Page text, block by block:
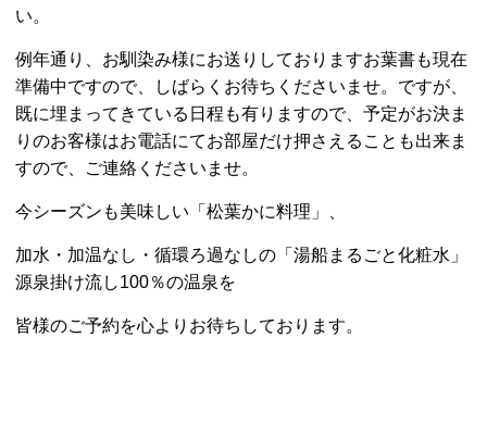
い。
例年通り、お馴染み様にお送りしておりますお葉書も現在
準備中ですので、しばらくお待ちくださいませ。ですが、
既に埋まってきている日程も有りますので、予定がお決ま
りのお客様はお電話にてお部屋だけ押さえることも出来ま
すので、ご連絡くださいませ。
今シーズンも美味しい「松葉かに料理」、
加水・加温なし・循環ろ過なしの「湯船まるごと化粧水」
源泉掛け流し100％の温泉を
皆様のご予約を心よりお待ちしております。